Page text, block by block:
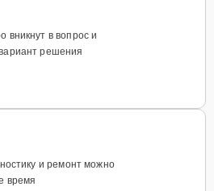
вникнут в вопрос и
решения
и ремонт можно
время